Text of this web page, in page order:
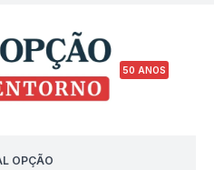
50 ANOS
OPÇÃO